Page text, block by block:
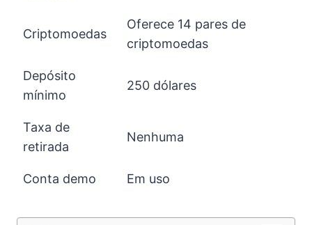
Criptomoedas
Oferece 14 pares de
criptomoedas
Depósito
mínimo
250 dólares
Taxa de
retirada
Nenhuma
Conta demo Em uso